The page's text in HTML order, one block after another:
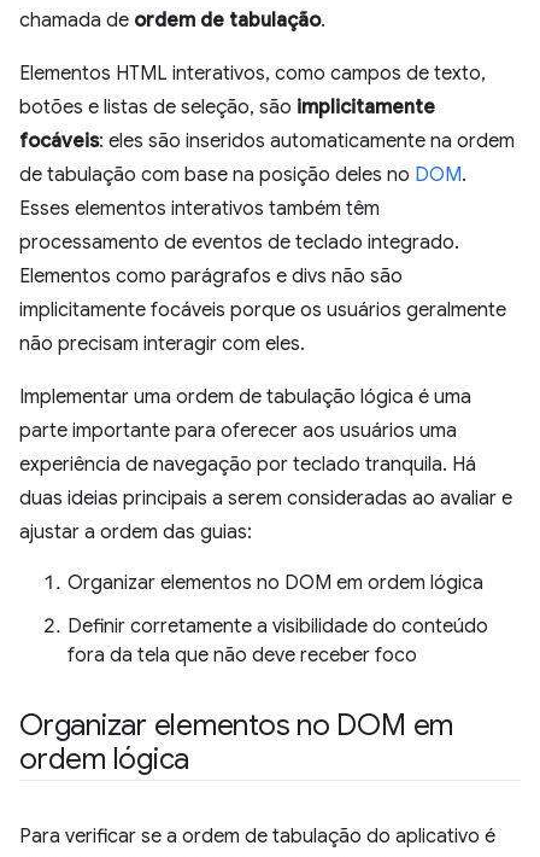
chamada de ordem de tabulação.
Elementos HTML interativos, como campos de texto,
botões e listas de seleção, são implicitamente
focáveis: eles são inseridos automaticamente na ordem
de tabulação com base na posição deles no DOM.
Esses elementos interativos também têm
processamento de eventos de teclado integrado.
Elementos como parágrafos e divs não são
implicitamente focáveis porque os usuários geralmente
não precisam interagir com eles.
Implementar uma ordem de tabulação lógica é uma
parte importante para oferecer aos usuários uma
experiência de navegação por teclado tranquila. Há
duas ideias principais a serem consideradas ao avaliar e
ajustar a ordem das guias:
Organizar elementos no DOM em ordem lógica
Definir corretamente a visibilidade do conteúdo
fora da tela que não deve receber foco
Organizar elementos no DOM em
ordem lógica
Para verificar se a ordem de tabulação do aplicativo é